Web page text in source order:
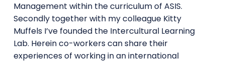
Management within the curriculum of ASIS.
Secondly together with my colleague Kitty
Muffels I’ve founded the Intercultural Learning
Lab. Herein co-workers can share their
experiences of working in an international